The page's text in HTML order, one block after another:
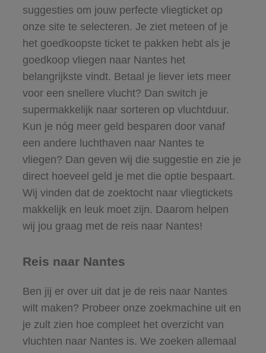
suggesties om jouw perfecte vliegticket op
onze site te selecteren. Je ziet meteen of je
het goedkoopste ticket te pakken hebt als je
goedkoop vliegen naar Nantes het
belangrijkste vindt. Betaal je liever iets meer
voor een snellere vlucht? Dan switch je
supermakkelijk naar sorteren op vluchtduur.
Kun je nóg meer geld besparen door vanaf
een andere luchthaven naar Nantes te
vliegen? Dan geven wij die suggestie en zie je
direct hoeveel geld je met die optie bespaart.
Wij vinden dat de zoektocht naar vliegtickets
makkelijk en leuk moet zijn. Daarom helpen
wij jou graag met de reis naar Nantes!
Reis naar Nantes
Ben jij er over uit dat je de reis naar Nantes
wilt maken? Probeer onze zoekmachine uit en
je zult zien hoe compleet het overzicht van
vluchten naar Nantes is. We zoeken allemaal